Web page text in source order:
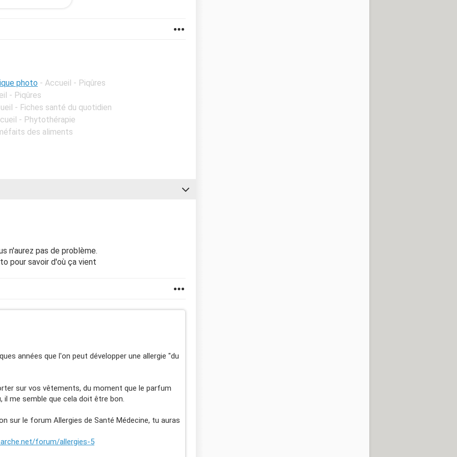
photo - Accueil - Piqûres
- Piqûres
- Fiches santé du quotidien
- Phytothérapie
des aliments
n'aurez pas de problème.
pour savoir d'où ça vient
années que l'on peut développer une allergie "du
sur vos vêtements, du moment que le parfum
me semble que cela doit être bon.
sur le forum Allergies de Santé Médecine, tu auras
forum/allergies-5